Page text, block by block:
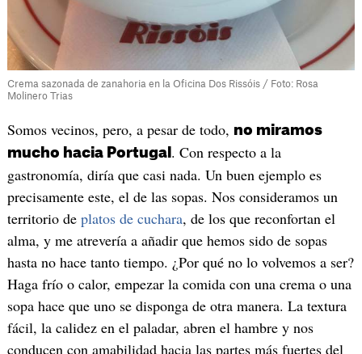
Crema sazonada de zanahoria en la Oficina Dos Rissóis / Foto: Rosa
Molinero Trias
Somos vecinos, pero, a pesar de todo, no miramos
mucho hacia Portugal . Con respecto a la
gastronomía, diría que casi nada. Un buen ejemplo es
precisamente este, el de las sopas. Nos consideramos un
territorio de platos de cuchara, de los que reconfortan el
alma, y me atrevería a añadir que hemos sido de sopas
hasta no hace tanto tiempo. ¿Por qué no lo volvemos a ser?
Haga frío o calor, empezar la comida con una crema o una
sopa hace que uno se disponga de otra manera. La textura
fácil, la calidez en el paladar, abren el hambre y nos
conducen con amabilidad hacia las partes más fuertes del